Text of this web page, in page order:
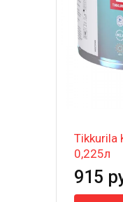
Tikkurila
0,225л
915